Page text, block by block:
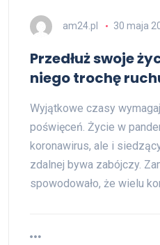
am24.pl 30 maja
Przedłuż swoje
niego trochę
Wyjątkowe czasy
poświęceń. Życie w
koronawirus, ale i
zdalnej bywa zabójczy.
spowodowało, że wielu